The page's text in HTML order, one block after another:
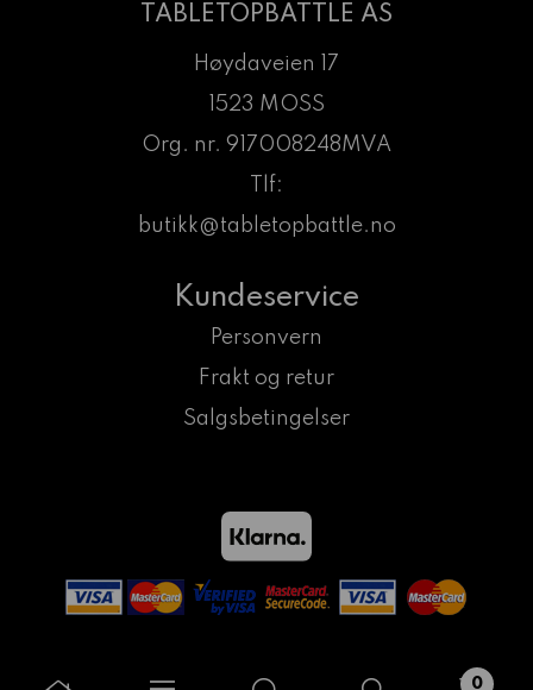
0
TABLETOPBATTLE AS
Høydaveien 17
1523 MOSS
Org. nr. 917008248MVA
Tlf:
butikk@tabletopbattle.no
Kundeservice
Personvern
Frakt og retur
Salgsbetingelser